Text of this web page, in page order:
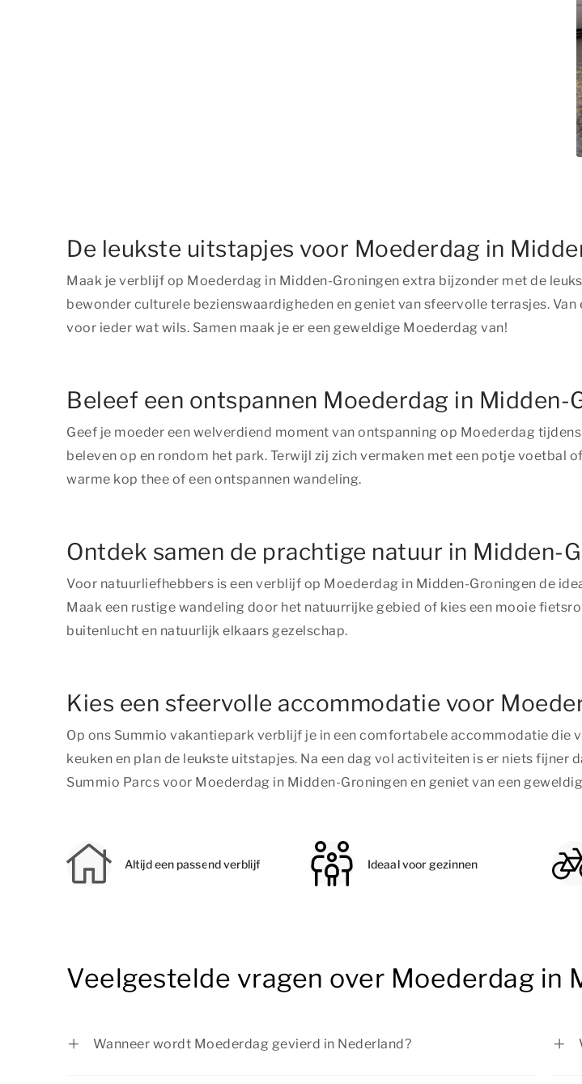
De leukste uitstapjes voor Moederdag in
Maak je verblijf op Moederdag in Midden-Groningen extra bijzonder met de
bewonder culturele bezienswaardigheden en geniet van sfeervolle terrasjes.
voor ieder wat wils. Samen maak je er een geweldige Moederdag van!
Beleef een ontspannen Moederdag in Midden-
Geef je moeder een welverdiend moment van ontspanning op Moederdag
beleven op en rondom het park. Terwijl zij zich vermaken met een potje voetbal
warme kop thee of een ontspannen wandeling.
Ontdek samen de prachtige natuur in Midden-
Voor natuurliefhebbers is een verblijf op Moederdag in Midden-Groningen de
Maak een rustige wandeling door het natuurrijke gebied of kies een mooie
buitenlucht en natuurlijk elkaars gezelschap.
Kies een sfeervolle accommodatie voor
Op ons Summio vakantiepark verblijf je in een comfortabele accommodatie die
keuken en plan de leukste uitstapjes. Na een dag vol activiteiten is er niets
Summio Parcs voor Moederdag in Midden-Groningen en geniet van een
Altijd een passend verblijf Ideaal voor gezinnen
Veelgestelde vragen over Moederdag in
Wanneer wordt Moederdag gevierd in Nederland?